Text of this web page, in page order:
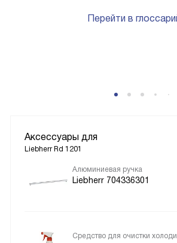
Перейти в
Аксессуары для
Liebherr Rd 1201
Алюминиевая ручка
Liebherr 704336301
Средство для очистки